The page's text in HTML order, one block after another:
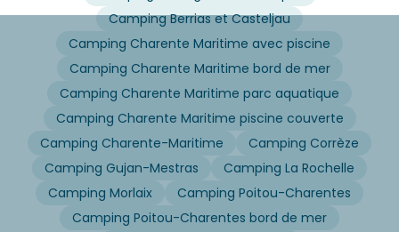
Camping Berrias et Casteljau
Camping Charente Maritime avec piscine
Camping Charente Maritime bord de mer
Camping Charente Maritime parc aquatique
Camping Charente Maritime piscine couverte
Camping Charente-Maritime
Camping Corrèze
Camping Gujan-Mestras
Camping La Rochelle
Camping Morlaix
Camping Poitou-Charentes
Camping Poitou-Charentes bord de mer